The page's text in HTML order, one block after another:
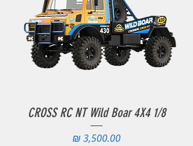
CROSS RC NT Wild Boar 4X4 1/8
מחיר